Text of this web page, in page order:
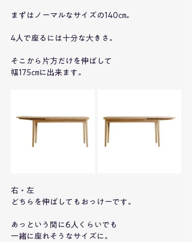
まずはノーマルなサイズの140㎝。
4人で座るには十分な大きさ。
そこから片方だけを伸ばして
幅175㎝に出来ます。
右・左
どちらを伸ばしてもおっけーです。
あっという間に6人くらいでも
一緒に座れそうなサイズに。